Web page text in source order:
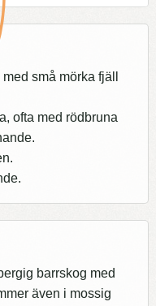
små mörka fjäll
ofta med rödbruna
barrskog med
även i mossig